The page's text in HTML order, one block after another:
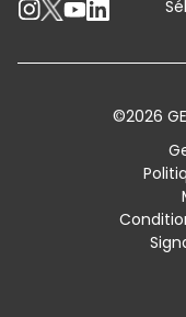
Suivre un envoi
Conditions
©2026